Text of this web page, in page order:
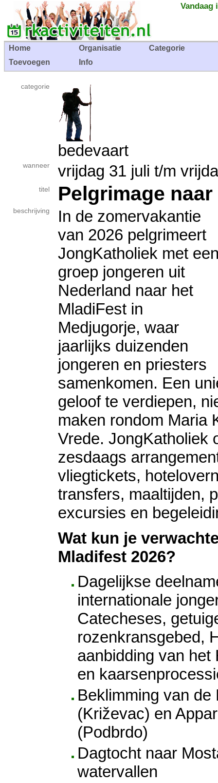
Vandaag
Home Organisatie
Categorie
Toevoegen
Info
categorie
bedevaart
wanneer vrijdag 31 juli t/m
titel Pelgrimage
beschrijving
In de zomervakantie
van 2026 pelgrimeert
JongKatholiek met
groep jongeren uit
Nederland naar het
MladiFest in
Medjugorje, waar
jaarlijks duizenden
jongeren en priesters
samenkomen. Een
geloof te verdiepen,
maken rondom Maria
Vrede. JongKatholiek
zesdaags
vliegtickets,
transfers, maaltijden,
excursies en
Wat kun je
Mladifest 2026?
Dagelijkse
internationale
Catecheses,
rozenkransgebed,
aanbidding van het
en
Beklimming van de
(Križevac) en
(Podbrdo)
Dagtocht naar
watervallen